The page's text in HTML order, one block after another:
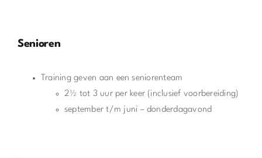
Senioren
Training geven aan een seniorenteam
2½ tot 3 uur per keer (inclusief voorbereiding)
september t/m juni – donderdagavond